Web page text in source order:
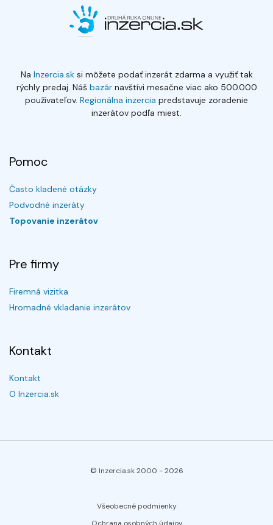
Na Inzercia.sksi môžete podať inzerát zdarma a využiť tak
rýchly predaj. Náš bazárnavštívi mesačne viac ako 500.000
používateľov. Regionálna inzercia predstavuje zoradenie
inzerátov podľa miest.
Pomoc
Často kladené otázky
Podvodné inzeráty
Topovanie inzerátov
Pre firmy
Firemná vizitka
Hromadné vkladanie inzerátov
Kontakt
Kontakt
O Inzercia.sk
© Inzercia.sk 2000 -2026
Všeobecné podmienky